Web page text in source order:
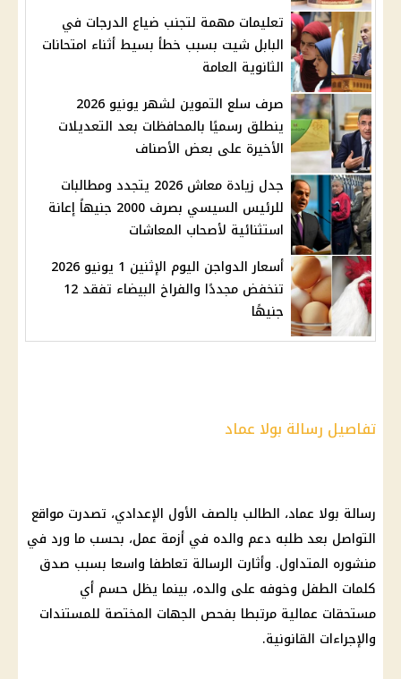
تعليمات مهمة لتجنب ضياع الدرجات في
البابل شيت بسبب خطأ بسيط أثناء امتحانات
الثانوية العامة
صرف سلع التموين لشهر يونيو 2026
ينطلق رسميًا بالمحافظات بعد التعديلات
الأخيرة على بعض الأصناف
جدل زيادة معاش 2026 يتجدد ومطالبات
للرئيس السيسي بصرف 2000 جنيهاً إعانة
استثنائية لأصحاب المعاشات
أسعار الدواجن اليوم الإثنين 1 يونيو 2026
تنخفض مجددًا والفراخ البيضاء تفقد 12
جنيهًا
تفاصيل رسالة بولا عماد
رسالة بولا عماد، الطالب بالصف الأول الإعدادي، تصدرت مواقع
التواصل بعد طلبه دعم والده في أزمة عمل، بحسب ما ورد في
منشوره المتداول. وأثارت الرسالة تعاطفا واسعا بسبب صدق
كلمات الطفل وخوفه على والده، بينما يظل حسم أي
مستحقات عمالية مرتبطا بفحص الجهات المختصة للمستندات
والإجراءات القانونية.